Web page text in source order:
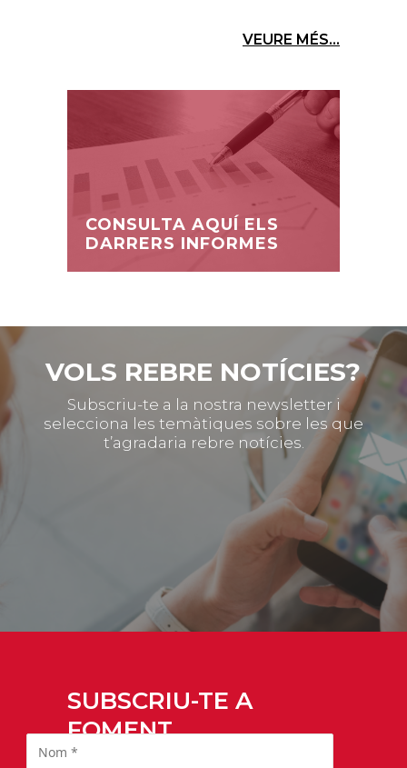
VEURE MÉS...
CONSULTA AQUÍ ELS
DARRERS INFORMES
VOLS REBRE NOTÍCIES?
Subscriu-te a la nostra newsletter i
selecciona les temàtiques sobre les que
t’agradaria rebre notícies.
SUBSCRIU-TE A
FOMENT